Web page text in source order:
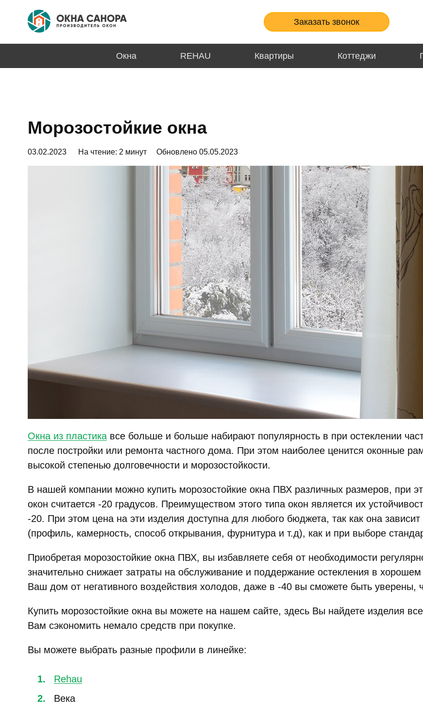
Заказать звонок
Окна REHAU Квартиры Коттеджи
Морозостойкие окна
03.02.2023 На чтение: 2 минут Обновлено 05.05.2023
Окна из пластика все больше и больше набирают популярность в при остеклении
после постройки или ремонта частного дома. При этом наиболее ценится оконные
высокой степенью долговечности и морозостойкости.
В нашей компании можно купить морозостойкие окна ПВХ различных размеров, при
окон считается -20 градусов. Преимуществом этого типа окон является их
-20. При этом цена на эти изделия доступна для любого бюджета, так как она
(профиль, камерность, способ открывания, фурнитура и т.д), как и при выборе
Приобретая морозостойкие окна ПВХ, вы избавляете себя от необходимости
значительно снижает затраты на обслуживание и поддержание остекления в
Ваш дом от негативного воздействия холодов, даже в -40 вы сможете быть уверены,
Купить морозостойкие окна вы можете на нашем сайте, здесь Вы найдете изделия
Вам сэкономить немало средств при покупке.
Вы можете выбрать разные профили в линейке:
Rehau
Века